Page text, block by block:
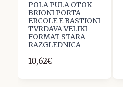
POLA PULA OTOK
BRIONI PORTA
ERCOLE E BASTIONI
TVRDAVA VELIKI
FORMAT STARA
RAZGLEDNICA
10,62€